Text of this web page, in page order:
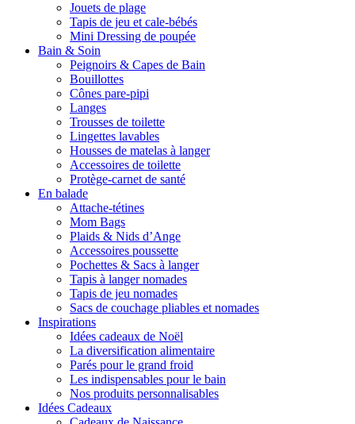
Jouets de plage
Tapis de jeu et cale-bébés
Mini Dressing de poupée
Bain & Soin
Peignoirs & Capes de Bain
Bouillottes
Cônes pare-pipi
Langes
Trousses de toilette
Lingettes lavables
Housses de matelas à langer
Accessoires de toilette
Protège-carnet de santé
En balade
Attache-tétines
Mom Bags
Plaids & Nids d’Ange
Accessoires poussette
Pochettes & Sacs à langer
Tapis à langer nomades
Tapis de jeu nomades
Sacs de couchage pliables et nomades
Inspirations
Idées cadeaux de Noël
La diversification alimentaire
Parés pour le grand froid
Les indispensables pour le bain
Nos produits personnalisables
Idées Cadeaux